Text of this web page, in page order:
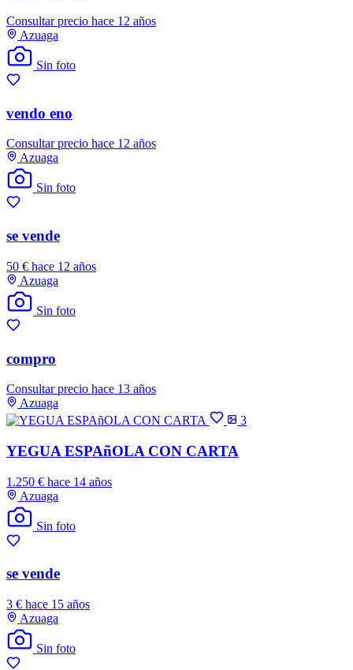
Consultar precio hace 12 años
Azuaga
Sin foto
vendo eno
Consultar precio hace 12 años
Azuaga
Sin foto
se vende
50 € hace 12 años
Azuaga
Sin foto
compro
Consultar precio hace 13 años
Azuaga
3
YEGUA ESPAñOLA CON CARTA
1.250 € hace 14 años
Azuaga
Sin foto
se vende
3 € hace 15 años
Azuaga
Sin foto